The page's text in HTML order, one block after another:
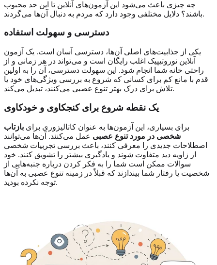
چه چیزی باعث می‌شود این آزمون‌های آنلاین تا این حد محبوب
باشند؟ دلایل مختلفی وجود دارد که مردم به دنبال آن‌ها می‌گردند.
دسترسی و سهولت استفاده
یکی از جذابیت‌های اصلی آن‌ها، دسترسی آسان است. یک آزمون
آنلاین نوروتیپیک اغلب رایگان است و می‌تواند در هر زمانی و از
راحتی خانه شما انجام شود. این سهولت دسترسی، آن را به اولین
قدم با مانع کم برای کسانی که شروع به بررسی ویژگی‌های خود یا
تلاش برای درک بهتر تنوع عصبی می‌کنند، تبدیل می‌کند.
یک نقطه شروع برای کنجکاوی و خودکاوی
برای بسیاری، این آزمون‌ها به عنوان کاتالیزوری برای بازتاب
شخصی در مورد تنوع عصبی عمل می‌کنند. آن‌ها می‌توانند
اصطلاحات جدیدی را معرفی کنند، باعث بررسی تجربیات شخصی
از زاویه دید متفاوت شوند و یادگیری بیشتر را تشویق کنند. خود
سوالات ممکن است شما را به فکر کردن درباره جنبه‌هایی از
شخصیت یا رفتار شما بیندازند که قبلاً در زمینه تنوع عصبی به آن‌ها
توجه نکرده بودید.